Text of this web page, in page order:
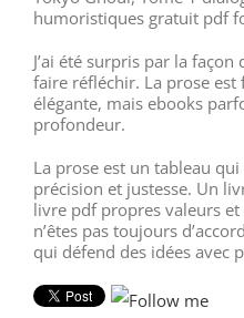
humoristiques gratuit pdf
J’ai été surpris par la
faire réfléchir. La prose est
élégante, mais ebooks
profondeur.
La prose est un tableau
précision et justesse. Un
livre pdf propres valeurs
n’êtes pas toujours
qui défend des idées avec